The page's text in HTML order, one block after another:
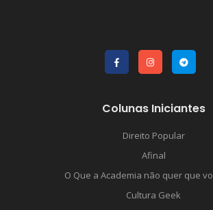
Colunas Iniciantes
Direito Popular
Afinal
O Que a Academia não quer que
Cultura Geek